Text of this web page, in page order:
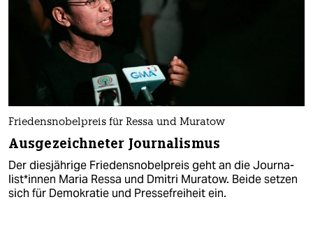
Friedensnobelpreis für Ressa und Muratow
Ausgezeichneter Journalismus
Der diesjährige Friedensnobelpreis geht an die Jour­na­
lis­t*in­nen Maria Ressa und Dmitri Muratow. Beide setzen
sich für Demokratie und Pressefreiheit ein.